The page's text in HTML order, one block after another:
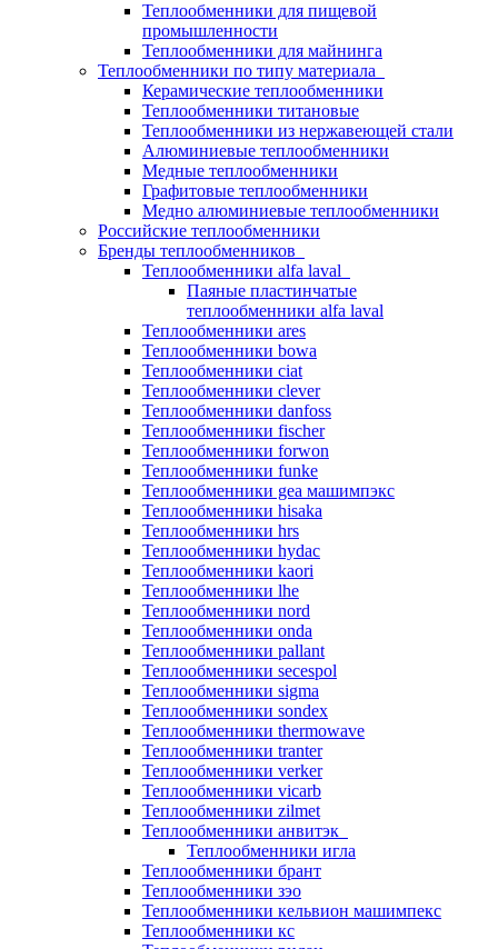
Теплообменники для пищевой
промышленности
Теплообменники для майнинга
Теплообменники по типу материала
Керамические теплообменники
Теплообменники титановые
Теплообменники из нержавеющей стали
Алюминиевые теплообменники
Медные теплообменники
Графитовые теплообменники
Медно алюминиевые теплообменники
Российские теплообменники
Бренды теплообменников
Теплообменники alfa laval
Паяные пластинчатые
теплообменники alfa laval
Теплообменники ares
Теплообменники bowa
Теплообменники ciat
Теплообменники clever
Теплообменники danfoss
Теплообменники fischer
Теплообменники forwon
Теплообменники funke
Теплообменники gea машимпэкс
Теплообменники hisaka
Теплообменники hrs
Теплообменники hydac
Теплообменники kaori
Теплообменники lhe
Теплообменники nord
Теплообменники onda
Теплообменники pallant
Теплообменники secespol
Теплообменники sigma
Теплообменники sondex
Теплообменники thermowave
Теплообменники tranter
Теплообменники verker
Теплообменники vicarb
Теплообменники zilmet
Теплообменники анвитэк
Теплообменники игла
Теплообменники брант
Теплообменники зэо
Теплообменники кельвион машимпекс
Теплообменники кс